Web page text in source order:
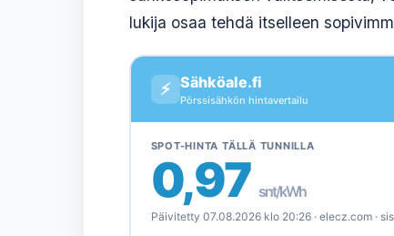
lukija osaa tehdä itselleen
⚡ Sähköale.fi
Pörssisähkön hintavertailu
SPOT-HINTA TÄLLÄ TUNNILLA
0,97 snt/kWh
Päivitetty 07.08.2026 klo 20:26 · elecz.com ·